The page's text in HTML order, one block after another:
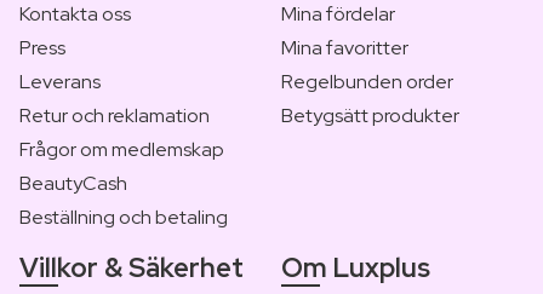
Kontakta oss
Press
Leverans
Retur och reklamation
Frågor om medlemskap
BeautyCash
Beställning och betaling
Mina fördelar
Mina favoritter
Regelbunden order
Betygsätt produkter
Villkor & Säkerhet Om Luxplus